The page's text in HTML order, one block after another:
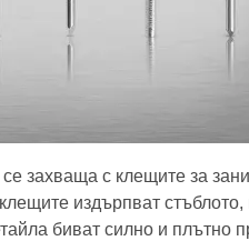
захваща с клещите за
издърпват
биват силно и плътно